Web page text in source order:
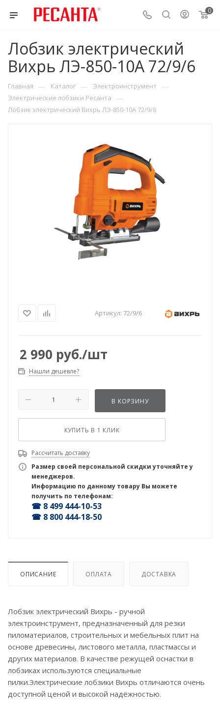
0
Лобзик электрический
Вихрь ЛЭ-850-10А 72/9/6
Главная — Каталог — Электроинструмент —
Электрические лобзики Ресанта —
Лобзик электрический Вихрь ЛЭ-850-10А 72/9/6
Артикул: 72/9/6
2 990 руб./шт
Нашли дешевле?
В КОРЗИНУ
КУПИТЬ В 1 КЛИК
Рассчитать доставку
Размер своей персональной скидки уточняйте у
менеджеров.
Информацию по данному товару Вы можете
получить по телефонам:
☎ 8 499 444-10-53
☎ 8 800 444-18-50
ОПИСАНИЕ ОПЛАТА ДОСТАВКА
Лобзик электрический Вихрь - ручной
электроинструмент, предназначенный для резки
пиломатериалов, строительных и мебельных плит на
основе древесины, листового металла, пластмассы и
других материалов. В качестве режущей оснастки в
лобзиках используются специальные
пилки.Электрические лобзики Вихрь отличаются очень
доступной ценой и высокой надёжностью.